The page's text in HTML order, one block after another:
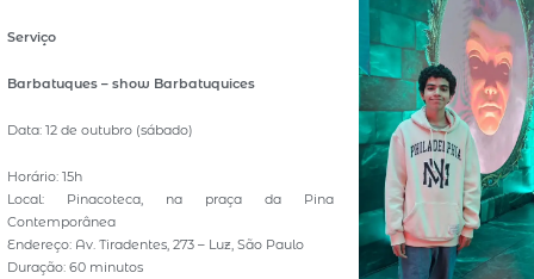
Serviço
Barbatuques – show Barbatuquices
Data: 12 de outubro (sábado)
Horário: 15h
Local: Pinacoteca, na praça da Pina
Contemporânea
Endereço: Av. Tiradentes, 273 – Luz, São Paulo
Duração: 60 minutos